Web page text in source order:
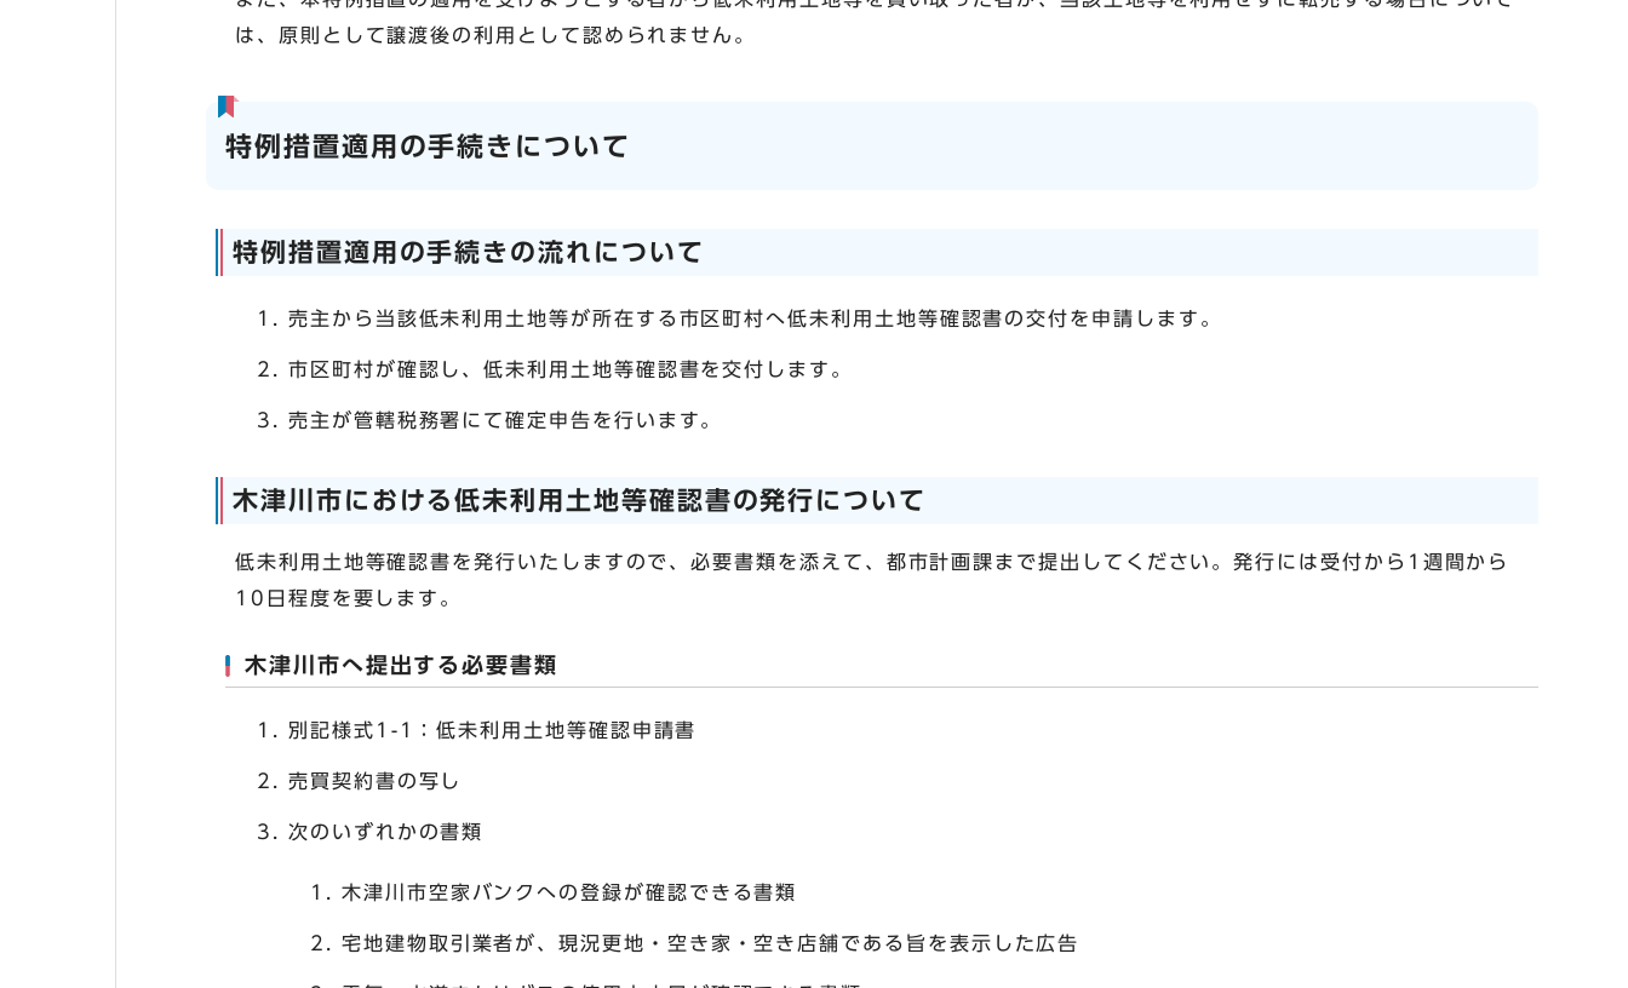
は、原則として譲渡後の利用として認められません。
特例措置適用の手続きについて
特例措置適用の手続きの流れについて
売主から当該低未利用土地等が所在する市区町村へ低未利用土地等確認書の交付を申請します。
市区町村が確認し、低未利用土地等確認書を交付します。
売主が管轄税務署にて確定申告を行います。
木津川市における低未利用土地等確認書の発行について
低未利用土地等確認書を発行いたしますので、必要書類を添えて、都市計画課まで提出してください。発行には受付から1週間から
10日程度を要します。
木津川市へ提出する必要書類
別記様式1-1：低未利用土地等確認申請書
売買契約書の写し
次のいずれかの書類
木津川市空家バンクへの登録が確認できる書類
宅地建物取引業者が、現況更地・空き家・空き店舗である旨を表示した広告